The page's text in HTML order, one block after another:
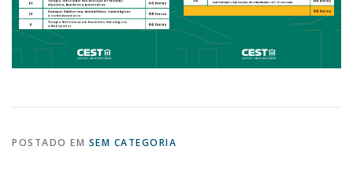
POSTADO EM SEM CATEGORIA